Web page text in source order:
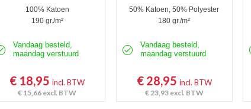
100% Katoen
190 gr./m²
Vandaag besteld,
maandag verstuurd
€ 18,95incl. BTW
€ 15,66 excl. BTW
50% Katoen, 50% Polyester
180 gr./m²
Vandaag besteld,
maandag verstuurd
€ 28,95 incl. BTW
€ 23,93 excl. BTW